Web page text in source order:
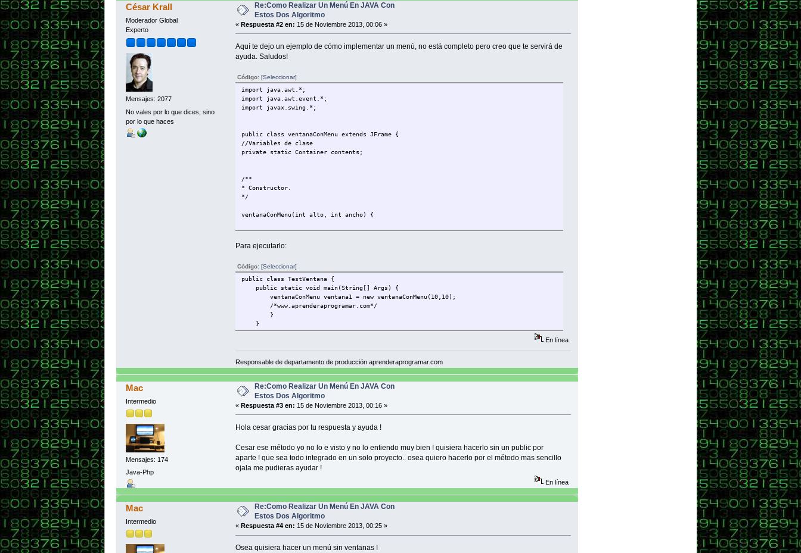
César Krall
Moderador Global
Experto
Mensajes: 2077
No vales por lo que dices, sino
por lo que haces
Re:Como Realizar Un Menú En JAVA Con
Estos Dos Algoritmo
« Respuesta #2 en: 15 de Noviembre 2013, 00:06 »
Aquí te dejo un ejemplo de cómo implementar un menú, no está completo pero creo que te servirá de
ayuda. Saludos!
Código: [Seleccionar]
import java.awt.*;
import java.awt.event.*;
import javax.swing.*;
public class ventanaConMenu extends JFrame {
//Variables de clase
private static Container contents;
/**
* Constructor.
*/
ventanaConMenu(int alto, int ancho) {
setTitle("Ventana");
JPanel panel = new JPanel();
contents.add(panel, BorderLayout.CENTER); //Espacio central
construirMenu();
//panel.requestFocusInWindow();
setVisible(true);
}//Cierre del constructor www.aprenderaprogramar.com
public void construirMenu(){
// CREACION DE LA BARRA DE MENÚ
JMenuBar barraMenu = new JMenuBar();
setJMenuBar (barraMenu);
barraMenu.add (menuOpciones);
// CREACION DE LOS ITEMS DE MENÚ
JMenuItem itemDetener = new JMenuItem("Detener");
menuOpciones.add (itemDetener);
JMenuItem itemNuevoJuego = new JMenuItem("Nuevo Juego");
menuOpciones.add (itemNuevoJuego);
JMenuItem itemCerrarPrograma = new JMenuItem("Cerrar Programa");
Para ejecutarlo:
Código: [Seleccionar]
public class TestVentana {
public static void main(String[] Args) {
ventanaConMenu ventana1 = new ventanaConMenu(10,10);
/*www.aprenderaprogramar.com*/
}
}
En línea
Responsable de departamento de producción aprenderaprogramar.com
Mac
Intermedio
Mensajes: 174
Java-Php
Re:Como Realizar Un Menú En JAVA Con
Estos Dos Algoritmo
« Respuesta #3 en: 15 de Noviembre 2013, 00:16 »
Hola cesar gracias por tu respuesta y ayuda !
Cesar ese método yo no lo e visto y no lo entiendo muy bien ! quisiera hacerlo sin un public por
aparte ! que sea todo integrado en un solo proyecto.. osea quiero hacerlo por el método mas sencillo
ojala me pudieras ayudar !
En línea
Mac
Intermedio
Re:Como Realizar Un Menú En JAVA Con
Estos Dos Algoritmo
« Respuesta #4 en: 15 de Noviembre 2013, 00:25 »
Osea quisiera hacer un menú sin ventanas !